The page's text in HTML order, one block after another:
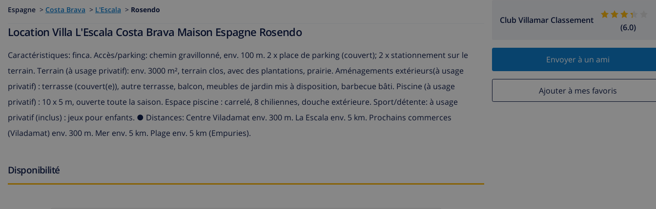
Club Villamar Classement
(6.0)
Envoyer à un ami
Ajouter à mes favoris
Espagne > Costa Brava > L'Escala > Rosendo
Location Villa L'Escala Costa Brava Maison Espagne Rosendo
Caractéristiques: finca. Accès/parking: chemin gravillonné, env. 100 m. 2 x place de parking (couvert); 2 x stationnement sur le
terrain. Terrain (à usage privatif): env. 3000 m², terrain clos, avec des plantations, prairie. Aménagements extérieurs(à usage
privatif) : terrasse (couvert(e)), autre terrasse, balcon, meubles de jardin mis à disposition, barbecue bâti. Piscine (à usage
privatif) : 10 x 5 m, ouverte toute la saison. Espace piscine : carrelé, 8 chiliennes, douche extérieure. Sport/détente: à usage
privatif (inclus) : jeux pour enfants. ● Distances: Centre Viladamat env. 300 m. La Escala env. 5 km. Prochains commerces
(Viladamat) env. 300 m. Mer env. 5 km. Plage env. 5 km (Empuries).
Disponibilité